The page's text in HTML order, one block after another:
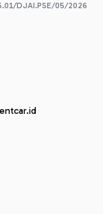
DJAI.PSE/05/2026